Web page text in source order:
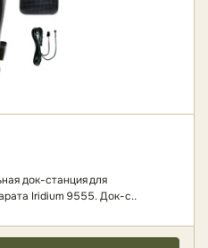
док-станция для
Iridium 9555. Док-с..